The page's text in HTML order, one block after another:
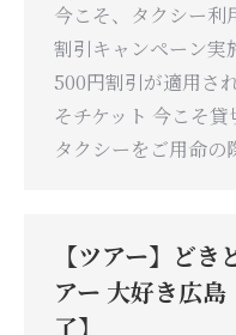
今こそ、タクシー利
割引キャンペーン実
500円割引が適用さ
そチケット 今こそ
タクシーをご用命
【ツアー】ど
アー 大好き広
了】